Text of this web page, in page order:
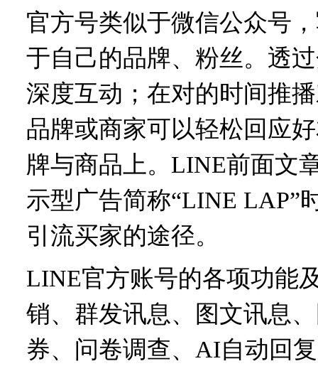
官方号类似于微信公众号
于自己的品牌、粉丝。透
深度互动；在对的时间推
品牌或商家可以轻松回应
牌与商品上。 LINE前面文
示型广告简称“LINE LAP”
引流买家的途径。
LINE官方账号的各项功能
销、群发讯息、图文讯息
券、问卷调查、AI自动回